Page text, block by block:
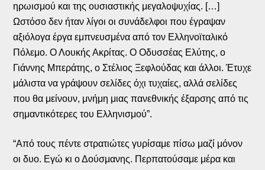
ηρωισμού και της ουσιαστικής μεγαλοψυχίας. […]
Ωστόσο δεν ήταν λίγοι οι συνάδελφοι που έγραψαν
αξιόλογα έργα εμπνευσμένα από τον Ελληνοϊταλικό
Πόλεμο. Ο Λουκής Ακρίτας. Ο Οδυσσέας Ελύτης, ο
Γιάννης Μπεράτης, ο Στέλιος Ξεφλούδας και άλλοι. Έτυχε
μάλιστα να γράψουν σελίδες όχι τυχαίες, αλλά σελίδες
που θα μείνουν, μνήμη μιας πανεθνικής έξαρσης από τις
σημαντικότερες του Ελληνισμού”.
“Από τους πέντε στρατιώτες γυρίσαμε πίσω μαζί μόνον
οι δυο. Εγώ κι ο Δούσμανης. Περπατούσαμε μέρα και